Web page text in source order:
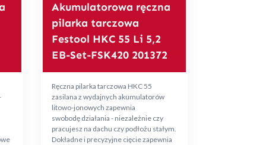
Akumulatorowa ręczna
pilarka tarczowa
Festool HKC 55 Li 5,2
EB-Set-FSK420 201372
Ręczna pilarka tarczowa HKC 55
zasilana z wydajnych akumulatorów
litowo-jonowych zapewnia
swobodę działania - niezależnie czy
pracujesz na dachu czy podłożu stałym.
Dokładne i precyzyjne cięcie zapewnia